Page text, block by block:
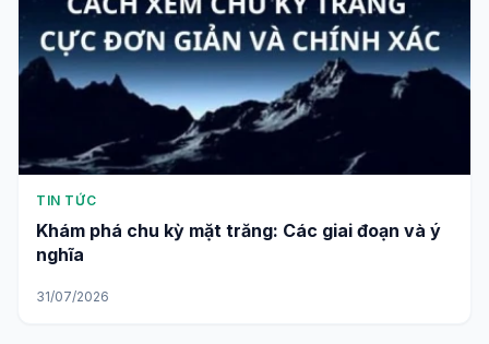
TIN TỨC
Khám phá chu kỳ mặt trăng: Các giai đoạn và ý
nghĩa
31/07/2026